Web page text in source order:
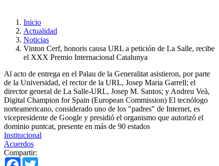
Inicio
Actualidad
Noticias
Vinton Cerf, honoris causa URL a petición de La Salle, recibe
el XXX Premio Internacional Catalunya
Al acto de entrega en el Palau de la Generalitat asistieron, por parte
de la Universidad, el rector de la URL, Josep Maria Garrell; el
director general de La Salle-URL, Josep M. Santos; y Andreu Veà,
Digital Champion for Spain (European Commission) El tecnólogo
norteamericano, considerado uno de los "padres" de Internet, es
vicepresidente de Google y presidió el organismo que autorizó el
dominio puntcat, presente en más de 90 estados
Institucional
Acuerdos
Compartir:
Facebook